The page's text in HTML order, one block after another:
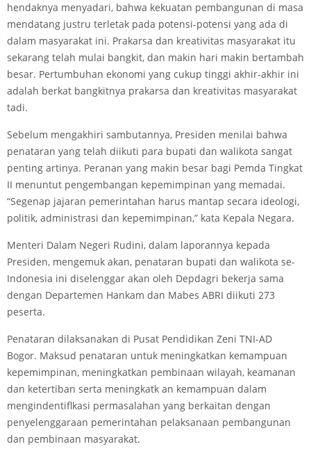
hendaknya menyadari, bahwa kekuatan pembangunan di masa
mendatang justru terletak pada potensi-potensi yang ada di
dalam masyarakat ini. Prakarsa dan kreativitas masyarakat itu
sekarang telah mulai bangkit, dan makin hari makin bertambah
besar. Pertumbuhan ekonomi yang cukup tinggi akhir-akhir ini
adalah berkat bangkitnya prakarsa dan kreativitas masyarakat
tadi.
Sebelum mengakhiri sambutannya, Presiden menilai bahwa
penataran yang telah diikuti para bupati dan walikota sangat
penting artinya. Peranan yang makin besar bagi Pemda Tingkat
II menuntut pengembangan kepemimpinan yang memadai.
“Segenap jajaran pemerintahan harus mantap secara ideologi,
politik, administrasi dan kepemimpinan,” kata Kepala Negara.
Menteri Dalam Negeri Rudini, dalam laporannya kepada
Presiden, mengemuk akan, penataran bupati dan walikota se-
Indonesia ini diselenggar akan oleh Depdagri bekerja sama
dengan Departemen Hankam dan Mabes ABRI diikuti 273
peserta.
Penataran dilaksanakan di Pusat Pendidikan Zeni TNI-AD
Bogor. Maksud penataran untuk meningkatkan kemampuan
kepemimpinan, meningkatkan pembinaan wilayah, keamanan
dan ketertiban serta meningkatk an kemampuan dalam
mengindentiflkasi permasalahan yang berkaitan dengan
penyelenggaraan pemerintahan pelaksanaan pembangunan
dan pembinaan masyarakat.